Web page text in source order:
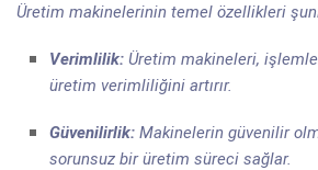
Üretim makinelerinin temel özellikleri
Verimlilik: Üretim makineleri,
üretim verimliliğini artırır.
Güvenilirlik: Makinelerin güvenilir
sorunsuz bir üretim süreci sağlar.